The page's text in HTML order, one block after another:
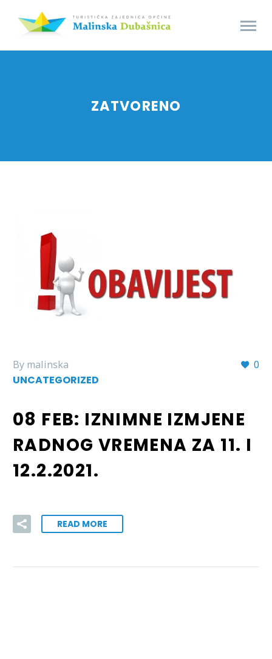
ZATVORENO
0
By malinska
UNCATEGORIZED
08 FEB: IZNIMNE IZMJENE
RADNOG VREMENA ZA 11. I
12.2.2021.
READ MORE